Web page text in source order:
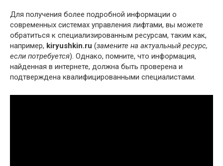
Для получения более подробной информации о
современных системах управления лифтами, вы можете
обратиться к специализированным ресурсам, таким как,
например, kiryushkin.ru (замените на актуальный ресурс,
если потребуется). Однако, помните, что информация,
найденная в интернете, должна быть проверена и
подтверждена квалифицированными специалистами.